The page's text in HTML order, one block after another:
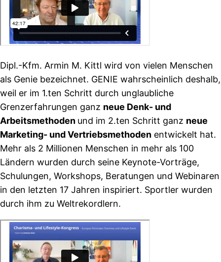
Dipl.-Kfm. Armin M. Kittl wird von vielen Menschen
als Genie bezeichnet. GENIE wahrscheinlich deshalb,
weil er im 1.ten Schritt durch unglaubliche
Grenzerfahrungen ganz neue Denk- und
Arbeitsmethoden und im 2.ten Schritt ganz neue
Marketing- und Vertriebsmethoden entwickelt hat.
Mehr als 2 Millionen Menschen in mehr als 100
Ländern wurden durch seine Keynote-Vorträge,
Schulungen, Workshops, Beratungen und Webinaren
in den letzten 17 Jahren inspiriert. Sportler wurden
durch ihm zu Weltrekordlern.